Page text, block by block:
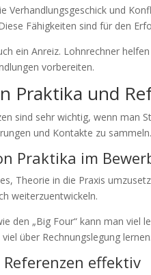
Verhandlungsgeschick und
Fähigkeiten sind für den
ein Anreiz. Lohnrechner
vorbereiten.
Praktika und
sind sehr wichtig, wenn man
und Kontakte zu sammeln.
Praktika im
Theorie in die Praxis
weiterzuentwickeln.
den „Big Four“ kann man viel
über Rechnungslegung lernen.
Referenzen effektiv